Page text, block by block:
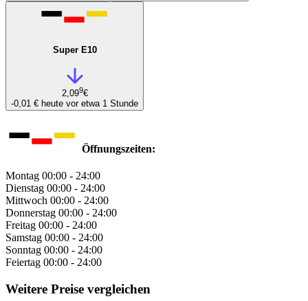
Super E10
2,099€
-0,01 € heute vor etwa 1 Stunde
Öffnungszeiten:
Montag 00:00 - 24:00
Dienstag 00:00 - 24:00
Mittwoch 00:00 - 24:00
Donnerstag 00:00 - 24:00
Freitag 00:00 - 24:00
Samstag 00:00 - 24:00
Sonntag 00:00 - 24:00
Feiertag 00:00 - 24:00
Weitere Preise vergleichen